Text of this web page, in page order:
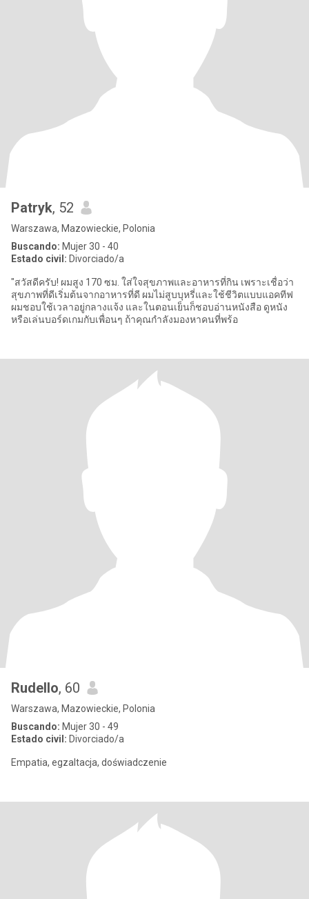
Patryk, 52
Warszawa, Mazowieckie, Polonia
Buscando: Mujer 30 - 40
Estado civil: Divorciado/a
"สวัสดีครับ! ผมสูง 170 ซม. ใส่ใจสุขภาพและอาหารที่กิน เพราะเชื่อว่า
สุขภาพที่ดีเริ่มต้นจากอาหารที่ดี ผมไม่สูบบุหรี่และใช้ชีวิตแบบแอคทีฟ
ผมชอบใช้เวลาอยู่กลางแจ้ง และในตอนเย็นก็ชอบอ่านหนังสือ ดูหนัง
หรือเล่นบอร์ดเกมกับเพื่อนๆ ถ้าคุณกำลังมองหาคนที่พร้อ
Rudello, 60
Warszawa, Mazowieckie, Polonia
Buscando: Mujer 30 - 49
Estado civil: Divorciado/a
Empatia, egzaltacja, doświadczenie